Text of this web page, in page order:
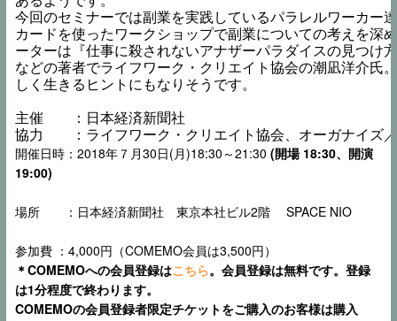
今回のセミナーでは副業を実践しているパラレルワーカー
カードを使ったワークショップで副業についての考えを深
ーターは『仕事に殺されないアナザーパラダイスの見つけ
などの著者でライフワーク・クリエイト協会の潮凪洋介氏
しく生きるヒントにもなりそうです。
主催　　：日本経済新聞社
協力
：ライフワーク・クリエイト協会、オーガナイズ
開催日時：2018年７月30日(月)18:30～21:30 (開場 18:30、開演
19:00)
場所 ：日本経済新聞社 東京本社ビル2階 SPACE NIO
参加費 ：4,000円（COMEMO会員は3,500円）
＊COMEMOへの会員登録はこちら。 会員登録は無料です。登録
は1分程度で終わります。
COMEMOの会員登録者限定チケットをご購入のお客様は購入